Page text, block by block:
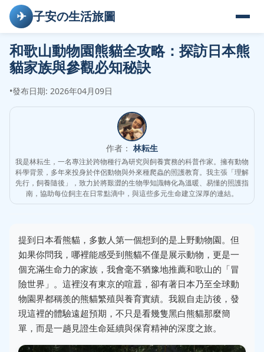
✈ 子安の生活旅圖
和歌山動物園熊貓全攻略：探訪日本熊
貓家族與參觀必知秘訣
•發布日期: 2026年04月09日
作者： 林耘生
我是林耘生，一名專注於跨物種行為研究與飼養實務的科普作家。擁有動物
科學背景，多年來投身於伴侶動物與外來種爬蟲的照護教育。我主張「理解
先行，飼養隨後」，致力於將艱澀的生物學知識轉化為溫暖、易懂的照護指
南，協助每位飼主在日常點滴中，與這些多元生命建立深厚的連結。
提到日本看熊貓，多數人第一個想到的是上野動物園。但
如果你問我，哪裡能感受到熊貓不僅是展示動物，更是一
個充滿生命力的家族，我會毫不猶豫地推薦和歌山的「冒
險世界」。這裡沒有東京的喧囂，卻有著日本乃至全球動
物園界都稱羨的熊貓繁殖與養育實績。我親自走訪後，發
現這裡的體驗遠超預期，不只是看幾隻黑白熊貓那麼簡
單，而是一趟見證生命延續與保育精神的深度之旅。